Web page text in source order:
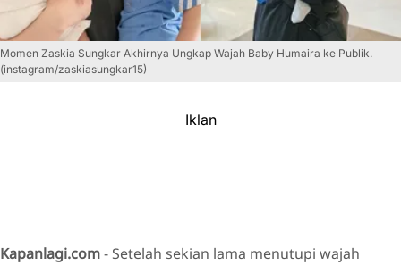
Momen Zaskia Sungkar Akhirnya Ungkap Wajah Baby Humaira ke Publik.
(instagram/zaskiasungkar15)
Iklan
Kapanlagi.com- Setelah sekian lama menutupi wajah